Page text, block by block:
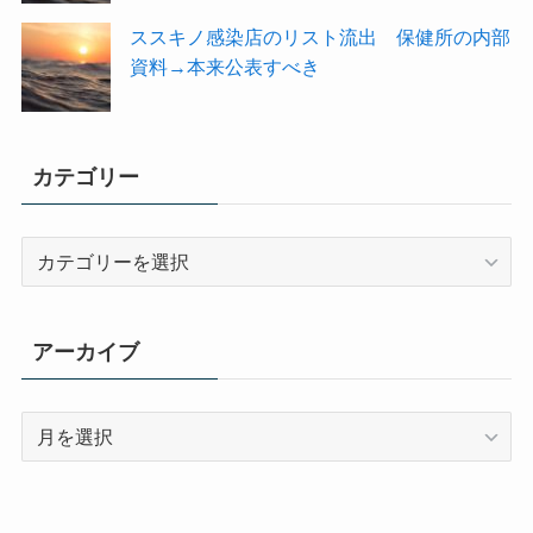
ススキノ感染店のリスト流出 保健所の内部
資料→本来公表すべき
カテゴリー
リ
ー
アーカイブ